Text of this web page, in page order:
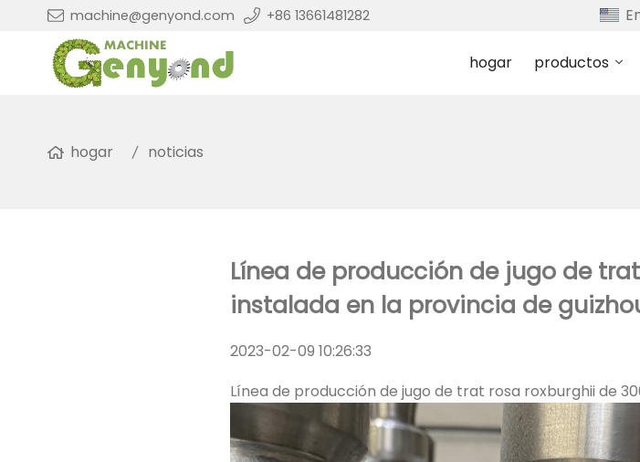
machine@genyond.com +86 13661481282
hogar productos
hogar noticias
Línea de producción de jugo de
instalada en la provincia de
2023-02-09 10:26:33
Línea de producción de jugo de trat rosa roxburghii de